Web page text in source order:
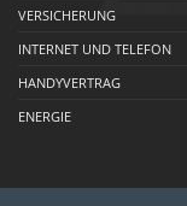
VERSICHERUNG
INTERNET UND TELEFON
HANDYVERTRAG
ENERGIE